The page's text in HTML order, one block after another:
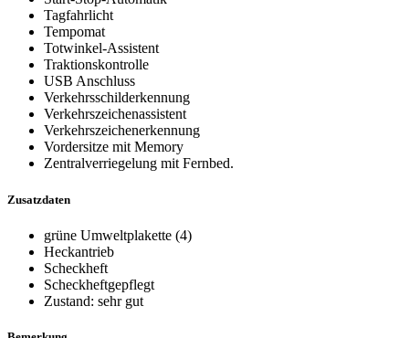
Tagfahrlicht
Tempomat
Totwinkel-Assistent
Traktionskontrolle
USB Anschluss
Verkehrsschilderkennung
Verkehrszeichenassistent
Verkehrszeichenerkennung
Vordersitze mit Memory
Zentralverriegelung mit Fernbed.
Zusatzdaten
grüne Umweltplakette (4)
Heckantrieb
Scheckheft
Scheckheftgepflegt
Zustand: sehr gut